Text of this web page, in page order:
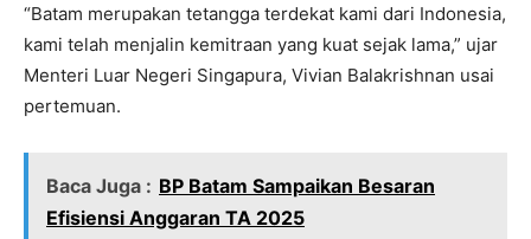
“Batam merupakan tetangga terdekat kami dari Indonesia,
kami telah menjalin kemitraan yang kuat sejak lama,” ujar
Menteri Luar Negeri Singapura, Vivian Balakrishnan usai
pertemuan.
Baca Juga : BP Batam Sampaikan Besaran
Efisiensi Anggaran TA 2025